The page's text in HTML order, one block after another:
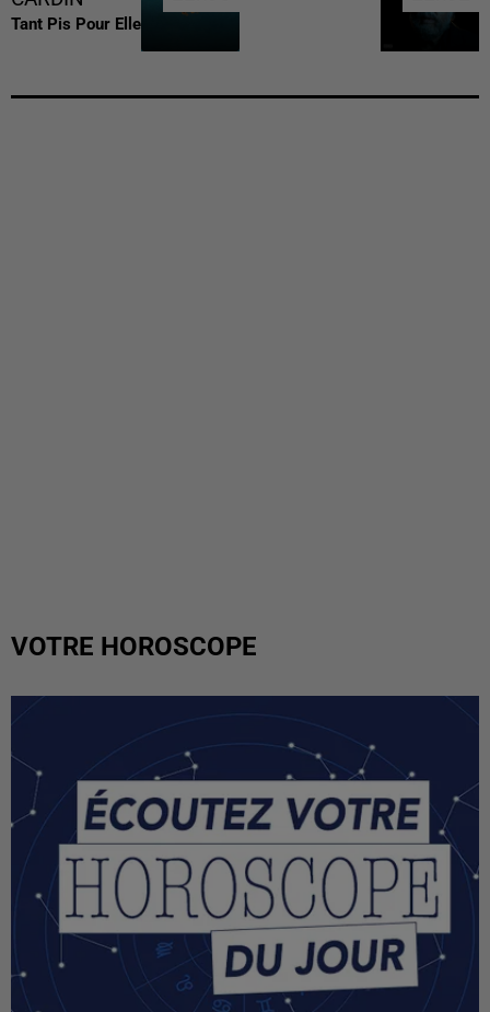
Tant Pis Pour Elle
VOTRE HOROSCOPE